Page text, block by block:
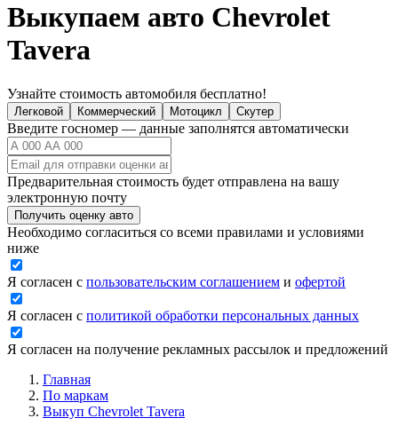
Выкупаем авто Chevrolet
Tavera
Узнайте стоимость автомобиля бесплатно!
Легковой Коммерческий Мотоцикл Скутер
Введите госномер — данные заполнятся автоматически
Предварительная стоимость будет отправлена на вашу
электронную почту
Получить оценку авто
Необходимо согласиться со всеми правилами и условиями
ниже
Я согласен с пользовательским соглашением и офертой
Я согласен с политикой обработки персональных данных
Я согласен на получение рекламных рассылок и предложений
Главная
По маркам
Выкуп Chevrolet Tavera